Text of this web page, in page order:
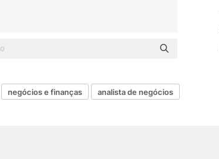
negócios e finanças analista de negócios